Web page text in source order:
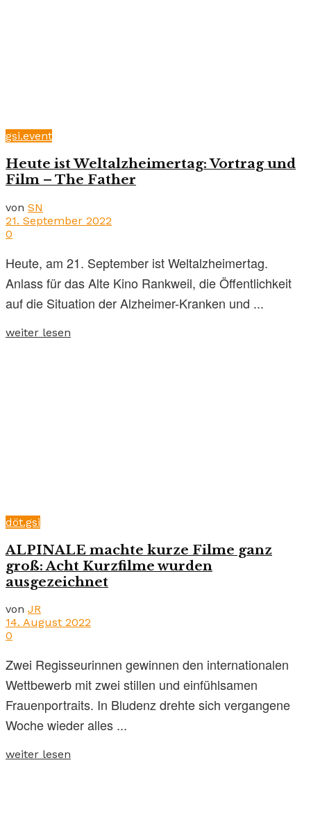
gsi.event
Heute ist Weltalzheimertag: Vortrag und
Film – The Father
von SN
21. September 2022
0
Heute, am 21. September ist Weltalzheimertag.
Anlass für das Alte Kino Rankweil, die Öffentlichkeit
auf die Situation der Alzheimer-Kranken und ...
weiter lesen
döt.gsi
ALPINALE machte kurze Filme ganz
groß: Acht Kurzfilme wurden
ausgezeichnet
von JR
14. August 2022
0
Zwei Regisseurinnen gewinnen den internationalen
Wettbewerb mit zwei stillen und einfühlsamen
Frauenportraits. In Bludenz drehte sich vergangene
Woche wieder alles ...
weiter lesen